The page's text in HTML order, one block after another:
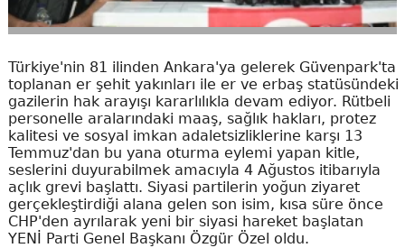
Türkiye'nin 81 ilinden Ankara'ya gelerek Güvenpark'ta
toplanan er şehit yakınları ile er ve erbaş statüsündeki
gazilerin hak arayışı kararlılıkla devam ediyor. Rütbeli
personelle aralarındaki maaş, sağlık hakları, protez
kalitesi ve sosyal imkan adaletsizliklerine karşı 13
Temmuz'dan bu yana oturma eylemi yapan kitle,
seslerini duyurabilmek amacıyla 4 Ağustos itibarıyla
açlık grevi başlattı. Siyasi partilerin yoğun ziyaret
gerçekleştirdiği alana gelen son isim, kısa süre önce
CHP'den ayrılarak yeni bir siyasi hareket başlatan
YENİ Parti Genel Başkanı Özgür Özel oldu.